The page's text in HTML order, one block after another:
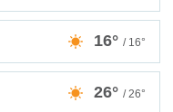
16° / 16°
26° / 26°